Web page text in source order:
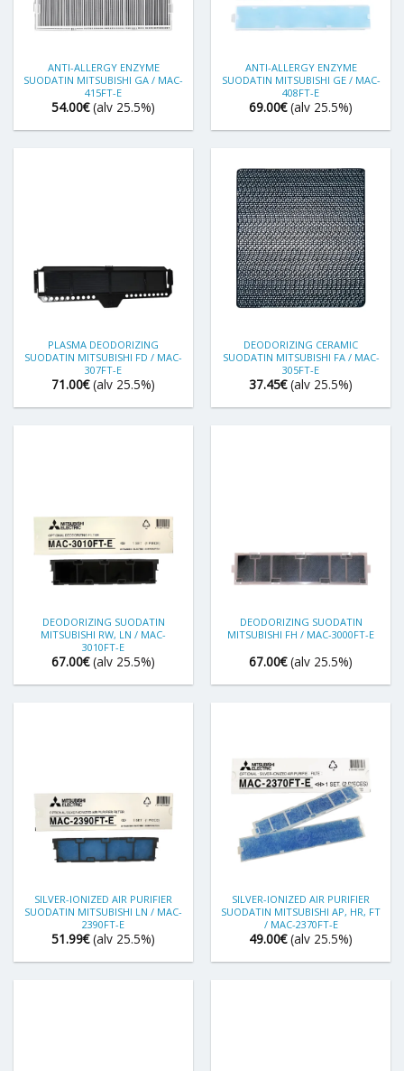
ANTI-ALLERGY ENZYME
SUODATIN MITSUBISHI GA / MAC-
415FT-E
54.00€ (alv 25.5%)
ANTI-ALLERGY ENZYME
SUODATIN MITSUBISHI GE / MAC-
408FT-E
69.00€ (alv 25.5%)
PLASMA DEODORIZING
SUODATIN MITSUBISHI FD / MAC-
307FT-E
71.00€ (alv 25.5%)
DEODORIZING CERAMIC
SUODATIN MITSUBISHI FA / MAC-
305FT-E
37.45€ (alv 25.5%)
DEODORIZING SUODATIN
MITSUBISHI RW, LN / MAC-
3010FT-E
67.00€ (alv 25.5%)
DEODORIZING SUODATIN
MITSUBISHI FH / MAC-3000FT-E
67.00€ (alv 25.5%)
SILVER-IONIZED AIR PURIFIER
SUODATIN MITSUBISHI LN / MAC-
2390FT-E
51.99€ (alv 25.5%)
SILVER-IONIZED AIR PURIFIER
SUODATIN MITSUBISHI AP, HR, FT
/ MAC-2370FT-E
49.00€ (alv 25.5%)